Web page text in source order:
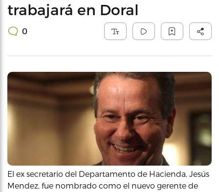
trabajará en Doral
0
El ex secretario del Departamento de Hacienda, Jesús
Mendez, fue nombrado como el nuevo gerente de